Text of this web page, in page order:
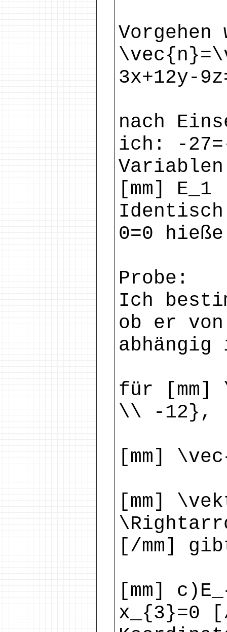
3x+12y-
nach
ich: -
[mm]
Identisch
0=0
Probe:
Ich
ob er
für [mm]
\\ -12},
[mm]
[mm]
[/mm]
[mm]
x_{3}=0